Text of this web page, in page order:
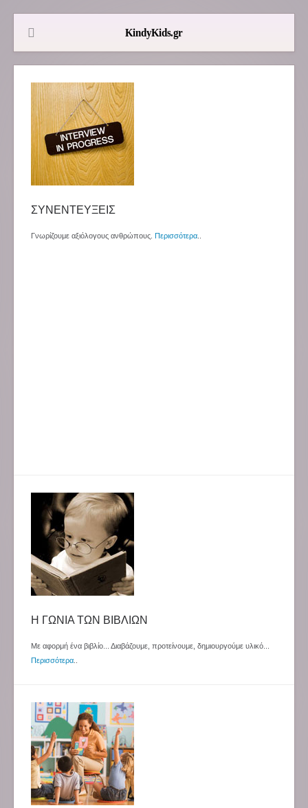
ΣΥΝΕΝΤΕΥΞΕΙΣ
Γνωρίζουμε αξιόλογους ανθρώπους. Περισσότερα
Η ΓΩΝΙΑ ΤΩΝ ΒΙΒΛΙΩΝ
Με αφορμή ένα βιβλίο... Διαβάζουμε, προτείνουμε, δημιουργούμε υλικό...
Περισσότερα